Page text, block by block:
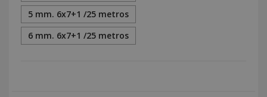
5 mm. 6x7+1 /25 metros
6 mm. 6x7+1 /25 metros